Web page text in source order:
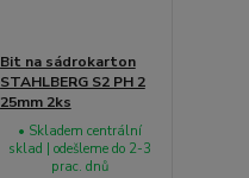
Bit na sádrokarton
STAHLBERG S2 PH 2
25mm 2ks
• Skladem centrální
sklad | odešleme do 2-3
prac. dnů